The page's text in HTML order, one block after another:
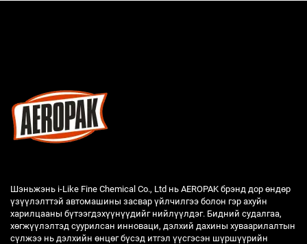
Шэньжэнь i-Like Fine Chemical Co., Ltd нь AEROPAK брэнд дор өндөр
үзүүлэлттэй автомашины засвар үйлчилгээ болон гэр ахуйн
харилцааны бүтээгдэхүүнүүдийг нийлүүлдэг. Бидний судалгаа,
хөгжүүлэлтэд суурилсан инноваци, дэлхий дахины хуваарилалтын
сүлжээ нь дэлхийн өнцөг бүсэд итгэл үүсгэсэн шүршүүрийн